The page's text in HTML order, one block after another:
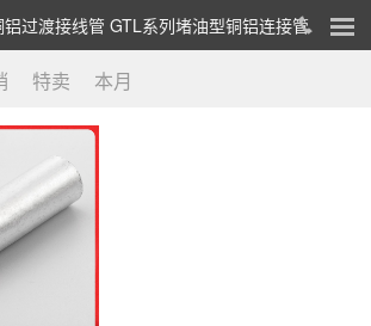
过渡接线管 GTL系列堵油型铜铝连接管
特卖 本月